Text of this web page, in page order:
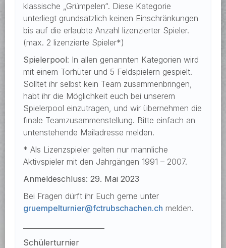
klassische „Grümpelen“. Diese Kategorie
unterliegt grundsätzlich keinen Einschränkungen
bis auf die erlaubte Anzahl lizenzierter Spieler.
(max. 2 lizenzierte Spieler*)
Spielerpool: In allen genannten Kategorien wird
mit einem Torhüter und 5 Feldspielern gespielt.
Solltet ihr selbst kein Team zusammenbringen,
habt ihr die Möglichkeit euch bei unserem
Spielerpool einzutragen, und wir übernehmen die
finale Teamzusammenstellung. Bitte einfach an
untenstehende Mailadresse melden.
* Als Lizenzspieler gelten nur männliche
Aktivspieler mit den Jahrgängen 1991 – 2007.
Anmeldeschluss: 29. Mai 2023
Bei Fragen dürft ihr Euch gerne unter
gruempelturnier@fctrubschachen.ch melden.
Schülerturnier